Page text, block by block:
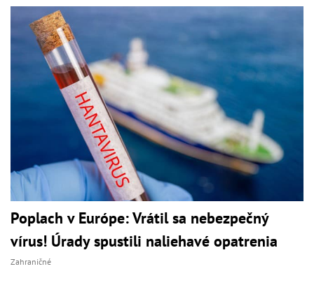
Poplach v Európe: Vrátil sa nebezpečný
vírus! Úrady spustili naliehavé opatrenia
Zahraničné